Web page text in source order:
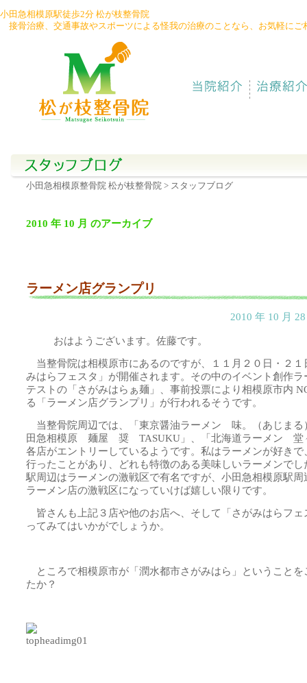
小田急相模原駅徒歩2分 松が枝整骨院
接骨治療、交通事故やスポーツによる怪我の治療のことなら、お気軽にご
042-
小田急相模原整骨院 松が枝整骨院 > スタッフブログ
2010 年 10 月 のアーカイブ
ラーメン店グランプリ
2010 年 10 月
おはようございます。佐藤です。
当整骨院は相模原市にあるのですが、１１月２０日・２１
みはらフェスタ」が開催されます。その中のイベント創作ラ
テストの「さがみはらぁ麺」、事前投票により相模原市内
る「ラーメン店グランプリ」が行われるそうです。
当整骨院周辺では、「東京醤油ラーメン 味。（あじまる
田急相模原 麺屋 奨 TASUKU」、「北海道ラーメン 堂
各店がエントリーしているようです。私はラーメンが好きで
行ったことがあり、どれも特徴のある美味しいラーメンでし
駅周辺はラーメンの激戦区で有名ですが、小田急相模原駅周
ラーメン店の激戦区になっていけば嬉しい限りです。
皆さんも上記３店や他のお店へ、そして「さがみはらフェ
ってみてはいかがでしょうか。
ところで相模原市が「潤水都市さがみはら」ということを
たか？